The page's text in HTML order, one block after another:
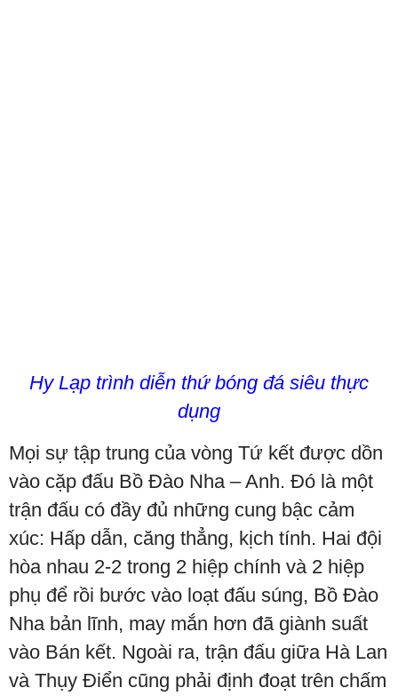
Hy Lạp trình diễn thứ bóng đá siêu thực
dụng
Mọi sự tập trung của vòng Tứ kết được dồn
vào cặp đấu Bồ Đào Nha – Anh. Đó là một
trận đấu có đầy đủ những cung bậc cảm
xúc: Hấp dẫn, căng thẳng, kịch tính. Hai đội
hòa nhau 2-2 trong 2 hiệp chính và 2 hiệp
phụ để rồi bước vào loạt đấu súng, Bồ Đào
Nha bản lĩnh, may mắn hơn đã giành suất
vào Bán kết. Ngoài ra, trận đấu giữa Hà Lan
và Thụy Điển cũng phải định đoạt trên chấm